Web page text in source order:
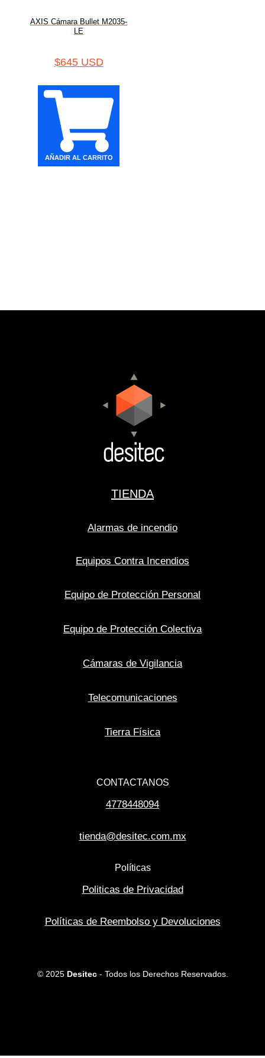
AXIS Cámara Bullet M2035-
LE
$645 USD
AÑADIR AL CARRITO
TIENDA
Alarmas de incendio
Equipos Contra Incendios
Equipo de Protección Personal
Equipo de Protección Colectiva
Cámaras de Vigilancia
Telecomunicaciones
Tierra Física
CONTACTANOS
4778448094
tienda@desitec.com.mx
Políticas
Politicas de Privacidad
Políticas de Reembolso y Devoluciones
© 2025 Desitec- Todos los Derechos Reservados.